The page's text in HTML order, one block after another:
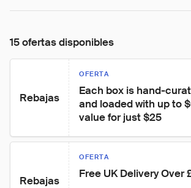
15 ofertas disponibles
Rebajas
OFERTA
Each box is hand-
and loaded with up to
value for just $25
Rebajas
OFERTA
Free UK Delivery Over